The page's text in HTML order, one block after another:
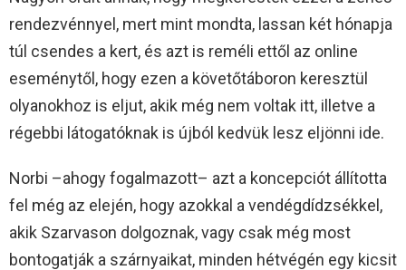
rendezvénnyel, mert mint mondta, lassan két hónapja
túl csendes a kert, és azt is reméli ettől az online
eseménytől, hogy ezen a követőtáboron keresztül
olyanokhoz is eljut, akik még nem voltak itt, illetve a
régebbi látogatóknak is újból kedvük lesz eljönni ide.
Norbi –ahogy fogalmazott– azt a koncepciót állította
fel még az elején, hogy azokkal a vendégdídzsékkel,
akik Szarvason dolgoznak, vagy csak még most
bontogatják a szárnyaikat, minden hétvégén egy kicsit